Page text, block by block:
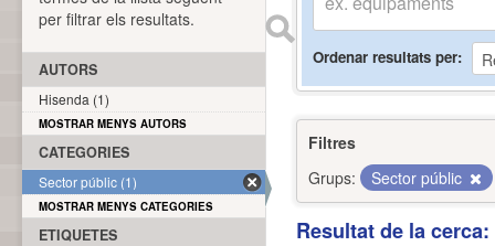
Ordenar resultats per
Filtres
Grups:
Sector públic
Resultat de la
per filtrar els resultats.
AUTORS
Hisenda (1)
MOSTRAR MENYS AUTORS
CATEGORIES
Sector públic (1)
MOSTRAR MENYS CATEGORIES
ETIQUETES